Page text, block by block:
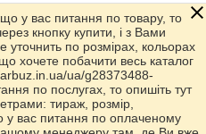
Prom.ua
у вас питання по товару, то
кнопку купити, і з Вами
уточнить по розмірах, кольорах
хочете побачити весь каталог
arbuz.in.ua/ua/g28373488-
по послугах, то опишіть тут
тираж, розмір,
у вас питання по оплаченому